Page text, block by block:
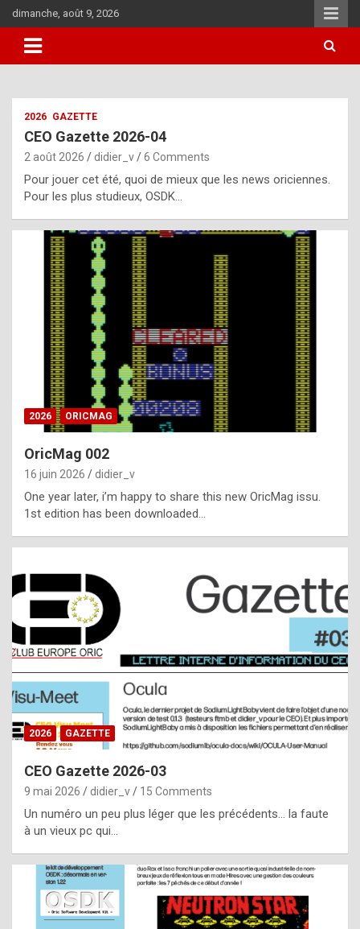
Skip
to
content
dimanche, août 9, 2026
i
u
l
y
d
i
ff
i
l
t
t
s
t
a
s
i
e
f
o
m
m
2026 GAZETTE
CEO Gazette 2026-04
2 août 2026 didier_v 6 Comments
Pour jouer cet été, quoi de mieux que les news oriciennes.
Pour les plus studieux, OSDK…
2026 ORICMAG
OricMag 002
16 juin 2026 didier_v
One year later, i’m happy to share this new OricMag issu.
1st edition has been downloaded…
2026 GAZETTE
CEO Gazette 2026-03
9 mai 2026 didier_v 15 Comments
Un numéro un peu plus léger que les précédents… la faute
à un vieux pc qui…